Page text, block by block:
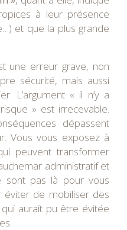
à leur présence
et que la plus grande
une erreur grave, non
sécurité, mais aussi
L’argument « il n’y a
» est irrecevable.
dépassent
Vous vous exposez à
peuvent transformer
administratif et
sont pas là pour vous
éviter de mobiliser des
aurait pu être évitée